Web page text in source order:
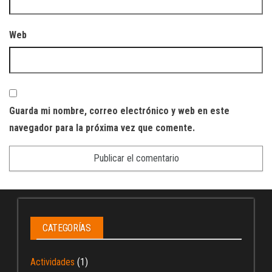
Web
Guarda mi nombre, correo electrónico y web en este
navegador para la próxima vez que comente.
CATEGORÍAS
Actividades (1)